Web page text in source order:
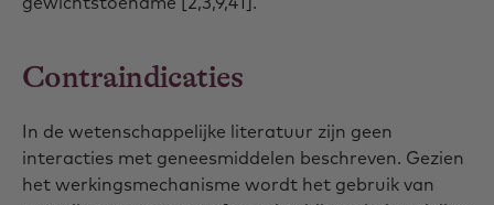
Contraindicaties
In de wetenschappelijke literatuur zijn geen
interacties met geneesmiddelen beschreven. Gezien
het werkingsmechanisme wordt het gebruik van